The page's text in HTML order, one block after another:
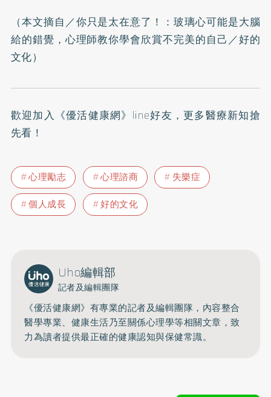
（本文摘自／你只是太在意了！：玻璃心可能是大腦
給的錯覺，心理師教你學會欣賞不完美的自己／好的
文化）
歡迎加入 《優活健康網》line好友 ，更多醫療新知搶
先看！
心理勵志 心理諮商
失樂症
個人成長
好的文化
Uho編輯部
記者及編輯團隊
《優活健康網》有專業的記者及編輯團隊，內容整合
醫學專業、健康生活乃至關係心理學等相關文章，致
力為讀者提供最正確的健康認知與保健常識。